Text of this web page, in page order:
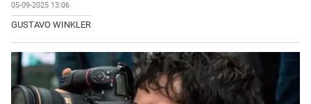
05-09-2025 13:06
GUSTAVO WINKLER